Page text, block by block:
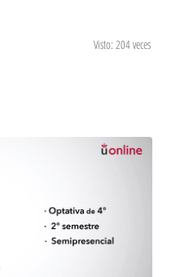
Visto: 204 veces